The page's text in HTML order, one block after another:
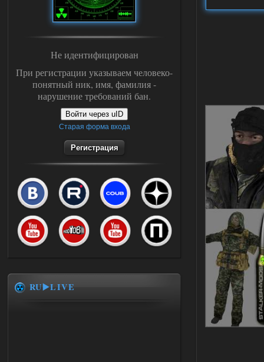
Не идентифицирован
При регистрации указываем человеко-
понятный ник, имя, фамилия -
нарушение требований бан.
Войти через uID
Старая форма входа
Регистрация
RU▶️LIVE